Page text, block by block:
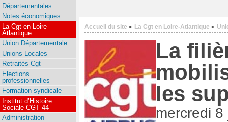
Accueil du site > La Cgt en Loire-Atlantique >
La
les
mercredi
Départementales
Notes économiques
La Cgt en Loire-
Atlantique
Union Départementale
Unions Locales
Retraités Cgt
Elections
professionnelles
Formation syndicale
Institut d’Histoire
Sociale CGT 44
Administration